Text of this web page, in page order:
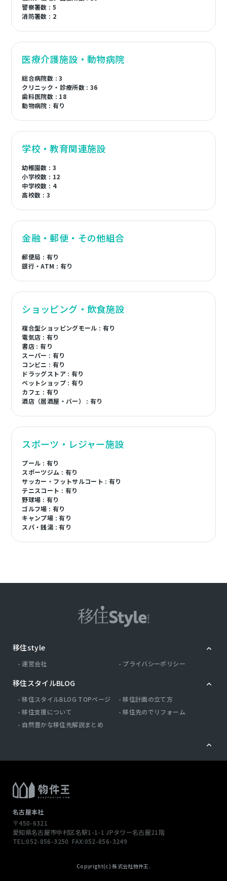
警察署数 : 5
消防署数 : 2
医療介護施設・動物病院
総合病院数 : 3
クリニック・診療所数 : 36
歯科医院数 : 18
動物病院 : 有り
学校・教育関連施設
幼稚園数 : 3
小学校数 : 12
中学校数 : 4
高校数 : 3
金融・郵便・その他組合
郵便局 : 有り
銀行・ATM : 有り
ショッピング・飲食施設
複合型ショッピングモール : 有り
電気店 : 有り
書店 : 有り
スーパー : 有り
コンビニ : 有り
ドラッグストア : 有り
ペットショップ : 有り
カフェ : 有り
酒店（居酒屋・バー） : 有り
スポーツ・レジャー施設
プール : 有り
スポーツジム : 有り
サッカー・フットサルコート : 有り
テニスコート : 有り
野球場 : 有り
ゴルフ場 : 有り
キャンプ場 : 有り
スパ・銭湯 : 有り
移住style
運営会社 プライバシーポリシー
移住スタイルBLOG
移住スタイルBLOG TOPページ
移住計画の立て方
移住支援について
移住先のでリフォーム
自然豊かな移住先解説まとめ
名古屋本社
〒450-6321
愛知県名古屋市中村区名駅1-1-1JPタワー名古屋21階
TEL:052-856-3250FAX:052-856-3249
Copyright(c) 株式会社物件王.